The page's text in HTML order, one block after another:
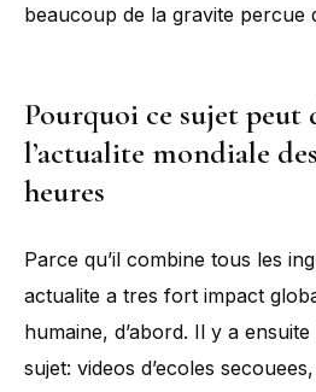
beaucoup de la gravite percue
Pourquoi ce sujet
l’actualite mondiale
heures
Parce qu’il combine tous les
actualite a tres fort impact
humaine, d’abord. Il y a
sujet: videos d’ecoles